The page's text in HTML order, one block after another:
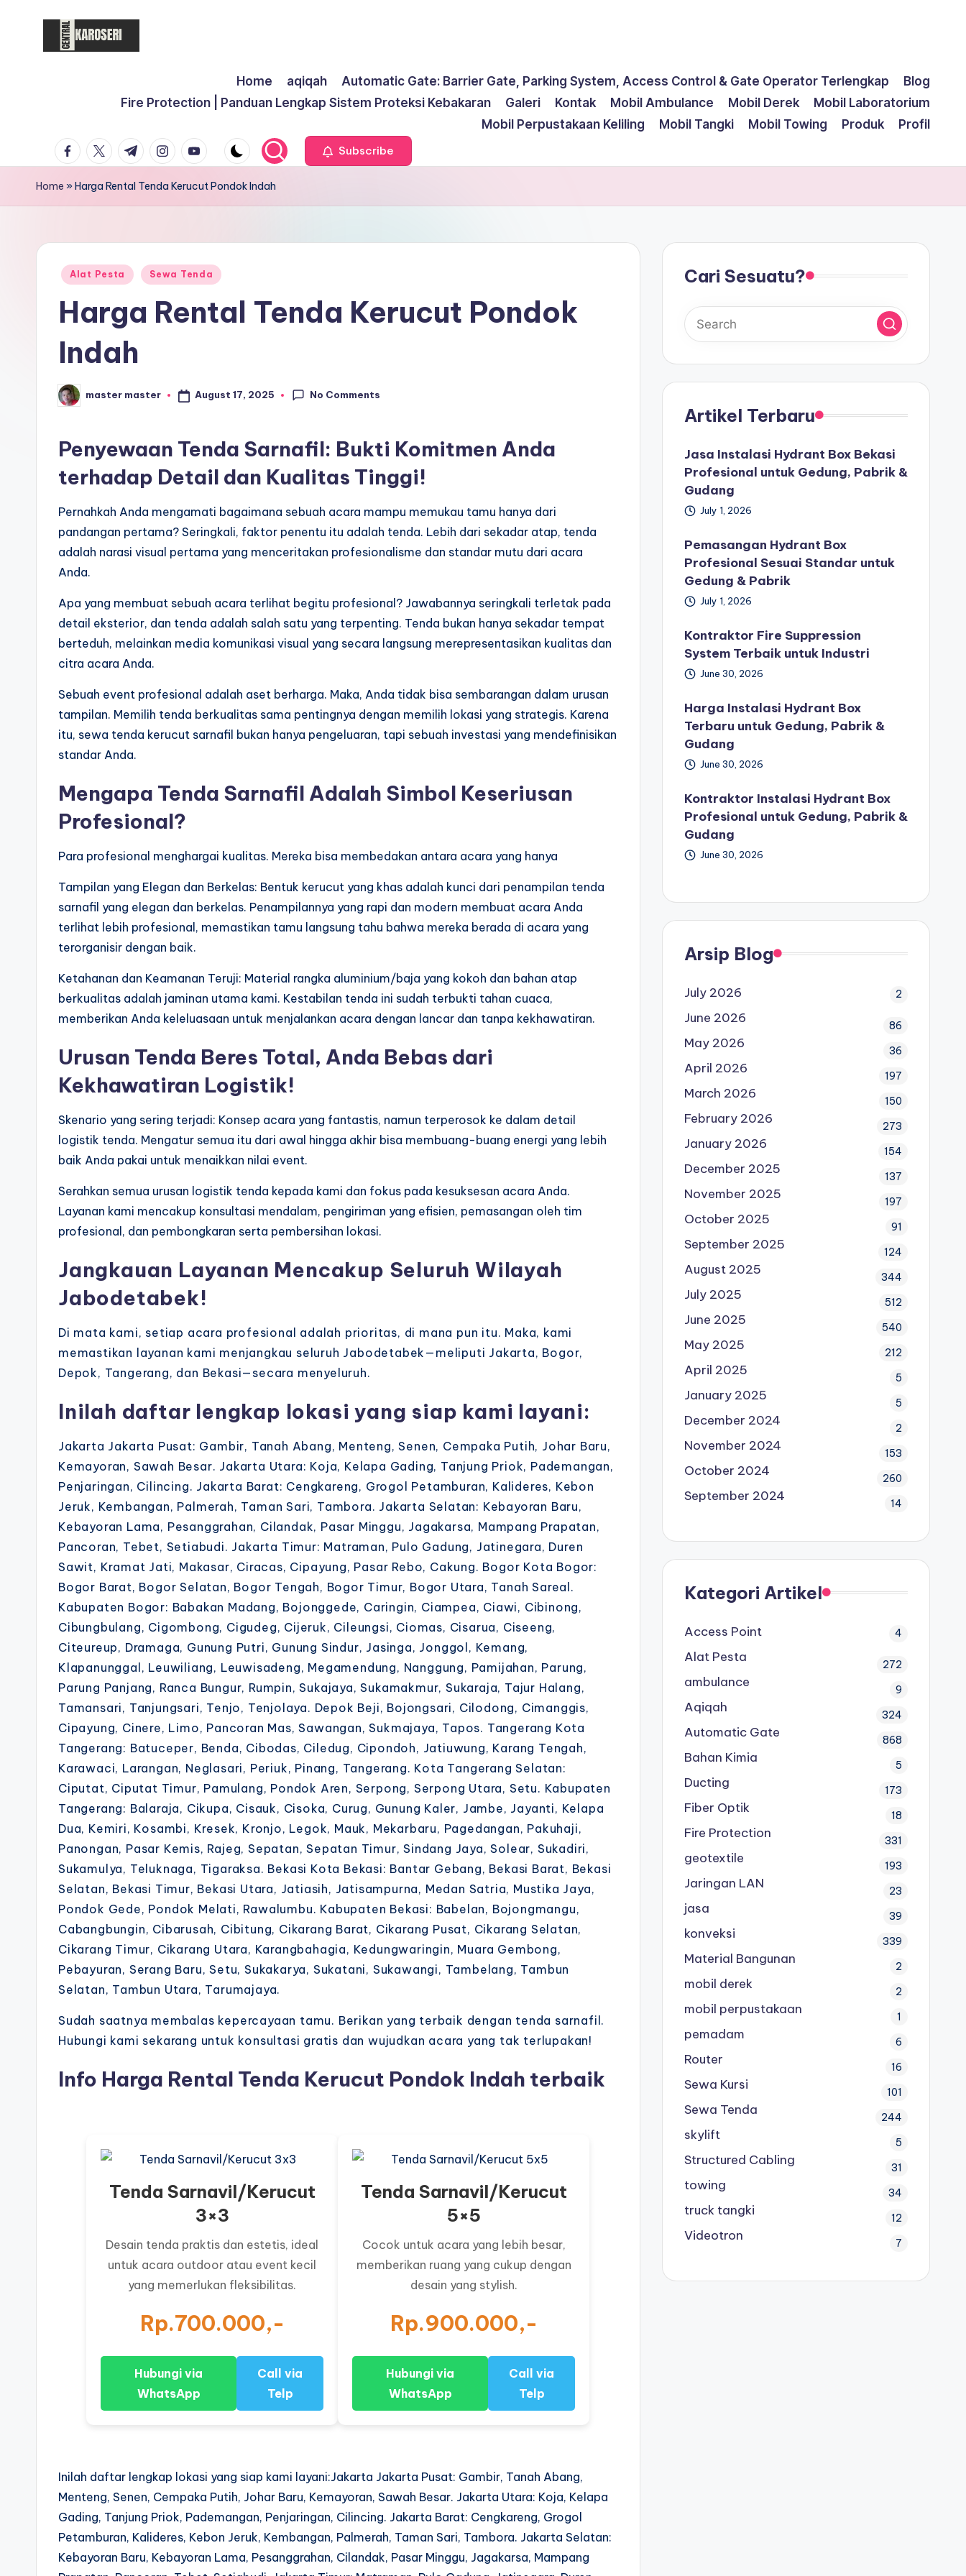
r
l
Home aqiqah Automatic Gate: Barrier Gate, Parking System, Access Control & Gate Operator Terlengkap
Blog
Fire Protection | Panduan Lengkap Sistem Proteksi Kebakaran
Galeri Kontak Mobil Ambulance Mobil Derek
Mobil Laboratorium
Mobil Perpustakaan Keliling
Mobil Tangki Mobil Towing Produk
Profil
facebook.com
twitter.com
t.me instagram.com
youtube.com Subscribe
Home »Harga Rental Tenda Kerucut Pondok Indah
Posted
Alat Pesta Sewa Tenda
Harga Rental Tenda Kerucut Pondok
Indah
Posted
by
master master August 17, 2025 No Comments
Penyewaan Tenda Sarnafil: Bukti Komitmen Anda
terhadap Detail dan Kualitas Tinggi!
Pernahkah Anda mengamati bagaimana sebuah acara mampu memukau tamu hanya dari
pandangan pertama? Seringkali, faktor penentu itu adalah tenda. Lebih dari sekadar atap, tenda
adalah narasi visual pertama yang menceritakan profesionalisme dan standar mutu dari acara
Anda.
Apa yang membuat sebuah acara terlihat begitu profesional? Jawabannya seringkali terletak pada
detail eksterior, dan tenda adalah salah satu yang terpenting. Tenda bukan hanya sekadar tempat
berteduh, melainkan media komunikasi visual yang secara langsung merepresentasikan kualitas dan
citra acara Anda.
Sebuah event profesional adalah aset berharga. Maka, Anda tidak bisa sembarangan dalam urusan
tampilan. Memilih tenda berkualitas sama pentingnya dengan memilih lokasi yang strategis. Karena
itu, sewa tenda kerucut sarnafil bukan hanya pengeluaran, tapi sebuah investasi yang mendefinisikan
standar Anda.
Mengapa Tenda Sarnafil Adalah Simbol Keseriusan
Profesional?
Para profesional menghargai kualitas. Mereka bisa membedakan antara acara yang hanya
Tampilan yang Elegan dan Berkelas: Bentuk kerucut yang khas adalah kunci dari penampilan tenda
sarnafil yang elegan dan berkelas. Penampilannya yang rapi dan modern membuat acara Anda
terlihat lebih profesional, memastikan tamu langsung tahu bahwa mereka berada di acara yang
terorganisir dengan baik.
Ketahanan dan Keamanan Teruji: Material rangka aluminium/baja yang kokoh dan bahan atap
berkualitas adalah jaminan utama kami. Kestabilan tenda ini sudah terbukti tahan cuaca,
memberikan Anda keleluasaan untuk menjalankan acara dengan lancar dan tanpa kekhawatiran.
Urusan Tenda Beres Total, Anda Bebas dari
Kekhawatiran Logistik!
Skenario yang sering terjadi: Konsep acara yang fantastis, namun terperosok ke dalam detail
logistik tenda. Mengatur semua itu dari awal hingga akhir bisa membuang-buang energi yang lebih
baik Anda pakai untuk menaikkan nilai event.
Serahkan semua urusan logistik tenda kepada kami dan fokus pada kesuksesan acara Anda.
Layanan kami mencakup konsultasi mendalam, pengiriman yang efisien, pemasangan oleh tim
profesional, dan pembongkaran serta pembersihan lokasi.
Jangkauan Layanan Mencakup Seluruh Wilayah
Jabodetabek!
Di mata kami, setiap acara profesional adalah prioritas, di mana pun itu. Maka, kami
memastikan layanan kami menjangkau seluruh Jabodetabek—meliputi Jakarta, Bogor,
Depok, Tangerang, dan Bekasi—secara menyeluruh.
Inilah daftar lengkap lokasi yang siap kami layani:
Jakarta Jakarta Pusat: Gambir, Tanah Abang, Menteng, Senen, Cempaka Putih, Johar Baru,
Kemayoran, Sawah Besar. Jakarta Utara: Koja, Kelapa Gading, Tanjung Priok, Pademangan,
Penjaringan, Cilincing. Jakarta Barat: Cengkareng, Grogol Petamburan, Kalideres, Kebon
Jeruk, Kembangan, Palmerah, Taman Sari, Tambora. Jakarta Selatan: Kebayoran Baru,
Kebayoran Lama, Pesanggrahan, Cilandak, Pasar Minggu, Jagakarsa, Mampang Prapatan,
Pancoran, Tebet, Setiabudi. Jakarta Timur: Matraman, Pulo Gadung, Jatinegara, Duren
Sawit, Kramat Jati, Makasar, Ciracas, Cipayung, Pasar Rebo, Cakung. Bogor Kota Bogor:
Bogor Barat, Bogor Selatan, Bogor Tengah, Bogor Timur, Bogor Utara, Tanah Sareal.
Kabupaten Bogor: Babakan Madang, Bojonggede, Caringin, Ciampea, Ciawi, Cibinong,
Cibungbulang, Cigombong, Cigudeg, Cijeruk, Cileungsi, Ciomas, Cisarua, Ciseeng,
Citeureup, Dramaga, Gunung Putri, Gunung Sindur, Jasinga, Jonggol, Kemang,
Klapanunggal, Leuwiliang, Leuwisadeng, Megamendung, Nanggung, Pamijahan, Parung,
Parung Panjang, Ranca Bungur, Rumpin, Sukajaya, Sukamakmur, Sukaraja, Tajur Halang,
Tamansari, Tanjungsari, Tenjo, Tenjolaya. Depok Beji, Bojongsari, Cilodong, Cimanggis,
Cipayung, Cinere, Limo, Pancoran Mas, Sawangan, Sukmajaya, Tapos. Tangerang Kota
Tangerang: Batuceper, Benda, Cibodas, Ciledug, Cipondoh, Jatiuwung, Karang Tengah,
Karawaci, Larangan, Neglasari, Periuk, Pinang, Tangerang. Kota Tangerang Selatan:
Ciputat, Ciputat Timur, Pamulang, Pondok Aren, Serpong, Serpong Utara, Setu. Kabupaten
Tangerang: Balaraja, Cikupa, Cisauk, Cisoka, Curug, Gunung Kaler, Jambe, Jayanti, Kelapa
Dua, Kemiri, Kosambi, Kresek, Kronjo, Legok, Mauk, Mekarbaru, Pagedangan, Pakuhaji,
Panongan, Pasar Kemis, Rajeg, Sepatan, Sepatan Timur, Sindang Jaya, Solear, Sukadiri,
Sukamulya, Teluknaga, Tigaraksa. Bekasi Kota Bekasi: Bantar Gebang, Bekasi Barat, Bekasi
Selatan, Bekasi Timur, Bekasi Utara, Jatiasih, Jatisampurna, Medan Satria, Mustika Jaya,
Pondok Gede, Pondok Melati, Rawalumbu. Kabupaten Bekasi: Babelan, Bojongmangu,
Cabangbungin, Cibarusah, Cibitung, Cikarang Barat, Cikarang Pusat, Cikarang Selatan,
Cikarang Timur, Cikarang Utara, Karangbahagia, Kedungwaringin, Muara Gembong,
Pebayuran, Serang Baru, Setu, Sukakarya, Sukatani, Sukawangi, Tambelang, Tambun
Selatan, Tambun Utara, Tarumajaya.
Sudah saatnya membalas kepercayaan tamu. Berikan yang terbaik dengan tenda sarnafil.
Hubungi kami sekarang untuk konsultasi gratis dan wujudkan acara yang tak terlupakan!
Info Harga Rental Tenda Kerucut Pondok Indah terbaik
Tenda Sarnavil/Kerucut
3×3
Desain tenda praktis dan estetis, ideal
untuk acara outdoor atau event kecil
yang memerlukan fleksibilitas.
Rp.700.000,-
Hubungi via
WhatsApp
Call via
Telp
Tenda Sarnavil/Kerucut
5×5
Cocok untuk acara yang lebih besar,
memberikan ruang yang cukup dengan
desain yang stylish.
Rp.900.000,-
Hubungi via
WhatsApp
Call via
Telp
Inilah daftar lengkap lokasi yang siap kami layani:Jakarta Jakarta Pusat: Gambir, Tanah Abang,
Menteng, Senen, Cempaka Putih, Johar Baru, Kemayoran, Sawah Besar. Jakarta Utara: Koja, Kelapa
Gading, Tanjung Priok, Pademangan, Penjaringan, Cilincing. Jakarta Barat: Cengkareng, Grogol
Petamburan, Kalideres, Kebon Jeruk, Kembangan, Palmerah, Taman Sari, Tambora. Jakarta Selatan:
Kebayoran Baru, Kebayoran Lama, Pesanggrahan, Cilandak, Pasar Minggu, Jagakarsa, Mampang
Cari Sesuatu?
Artikel Terbaru
Jasa Instalasi Hydrant Box Bekasi
Profesional untuk Gedung, Pabrik &
Gudang
July 1, 2026
Pemasangan Hydrant Box
Profesional Sesuai Standar untuk
Gedung & Pabrik
July 1, 2026
Kontraktor Fire Suppression
System Terbaik untuk Industri
June 30, 2026
Harga Instalasi Hydrant Box
Terbaru untuk Gedung, Pabrik &
Gudang
June 30, 2026
Kontraktor Instalasi Hydrant Box
Profesional untuk Gedung, Pabrik &
Gudang
June 30, 2026
Arsip Blog
July 2026 2
June 2026 86
May 2026 36
April 2026 197
March 2026 150
February 2026 273
January 2026 154
December 2025 137
November 2025 197
October 2025 91
September 2025 124
August 2025 344
July 2025 512
June 2025 540
May 2025 212
April 2025 5
January 2025 5
December 2024 2
November 2024 153
October 2024 260
September 2024 14
Kategori Artikel
Access Point 4
Alat Pesta 272
ambulance 9
Aqiqah 324
Automatic Gate 868
Bahan Kimia 5
Ducting 173
Fiber Optik 18
Fire Protection 331
geotextile 193
Jaringan LAN 23
jasa 39
konveksi 339
Material Bangunan 2
mobil derek 2
mobil perpustakaan 1
pemadam 6
Router 16
Sewa Kursi 101
Sewa Tenda 244
skylift 5
Structured Cabling 31
towing 34
truck tangki 12
Videotron 7